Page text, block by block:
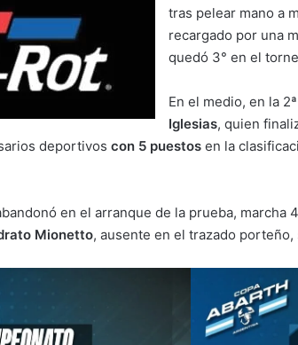
tras pelear mano a
recargado por una
quedó 3° en el
En el medio, en la
Iglesias, quien
deportivos con 5 puestos en la
en el arranque de la prueba, marcha
Mionetto, ausente en el trazado porteño,